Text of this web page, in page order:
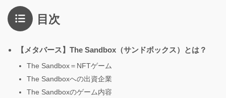
目次
【メタバース】The Sandbox（サンドボックス）とは？
The Sandbox＝NFTゲーム
The Sandboxへの出資企業
The Sandboxのゲーム内容